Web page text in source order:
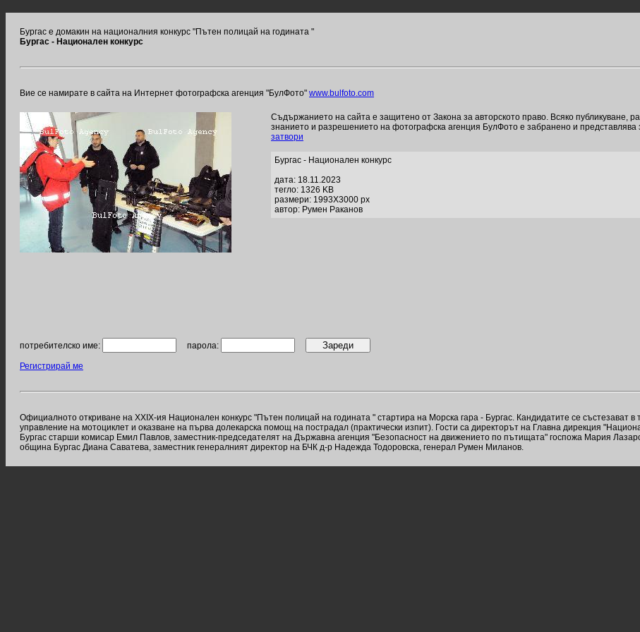
Бургас е домакин на националния конкурс "Пътен полицай на годината "
Бургас - Национален конкурс
Вие се намирате в сайта на Интернет фотографска агенция "БулФото" www.bulfoto.com
Съдържанието на сайта е защитено от Закона за авторското право. Всяко публикуване,
знанието и разрешението на фотографска агенция БулФото е забранено и
затвори
Бургас - Национален конкурс
дата: 18.11.2023
тегло: 1326 KB
размери: 1993X3000 px
автор: Румен Раканов
потребителско име: парола:
Регистрирай ме
Официалното откриване на XXIX-ия Национален конкурс "Пътен полицай на годината " стартира на Морска гара - Бургас. Кандидатите се състезават
управление на мотоциклет и оказване на първа долекарска помощ на пострадал (практически изпит). Гости са директорът на Главна дирекция
Бургас старши комисар Емил Павлов, заместник-председателят на Държавна агенция "Безопасност на движението по пътищата" госпожа Мария
община Бургас Диана Саватева, заместник генералният директор на БЧК д-р Надежда Тодоровска, генерал Румен Миланов.